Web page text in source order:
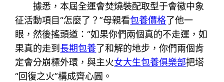
據悉，本屆全運會焚燒裝配取型于會徽中象
征活動項目“怎麼了？”母親看包養價格了他一
眼，然後搖頭道：“如果你們兩個真的不走運，如
果真的走到 長期包養了和解的地步，你們兩個肯
定會分崩標外環，與主火女大生包養俱樂部把塔
“回復之火”構成齊心圓。